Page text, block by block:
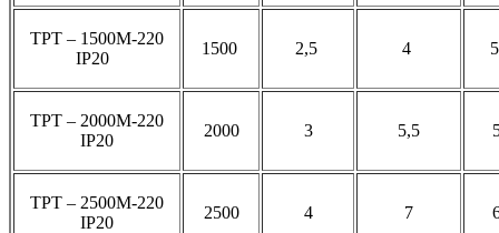
ТРТ – 1500М-220
IP20
1500 2,5 4
ТРТ – 2000М-220
IP20
2000 3 5,5
ТРТ – 2500М-220
IP20
2500 4 7